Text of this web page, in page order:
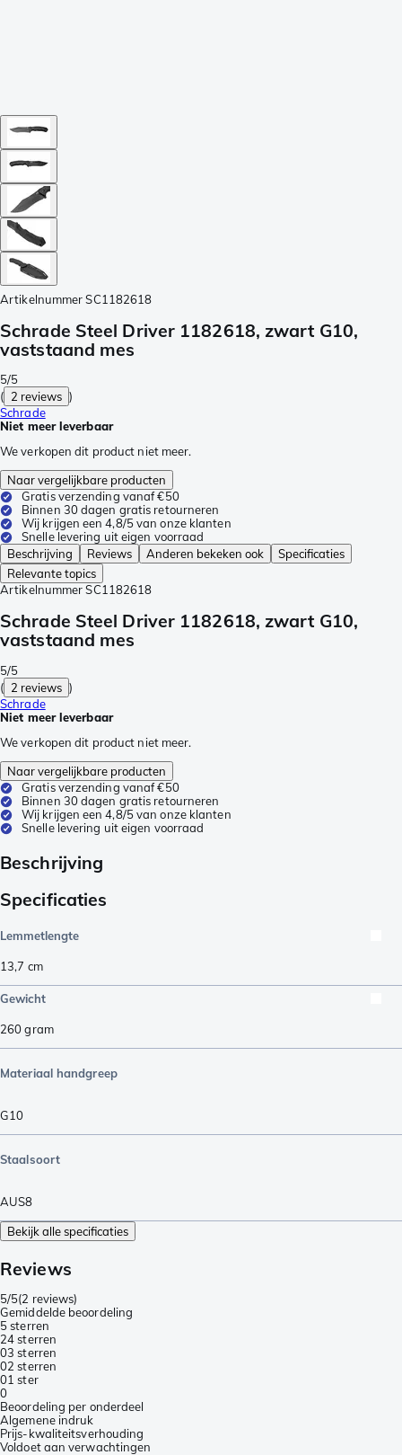
Artikelnummer SC1182618
Schrade Steel Driver 1182618, zwart G10,
vaststaand mes
5/5
( 2 reviews )
Schrade
Niet meer leverbaar
We verkopen dit product niet meer.
Naar vergelijkbare producten
Gratis verzending vanaf €50
Binnen 30 dagen gratis retourneren
Wij krijgen een 4,8/5 van onze klanten
Snelle levering uit eigen voorraad
Beschrijving
Reviews Anderen bekeken ook
Specificaties
Relevante topics
Artikelnummer SC1182618
Schrade Steel Driver 1182618, zwart G10,
vaststaand mes
5/5
( 2 reviews )
Schrade
Niet meer leverbaar
We verkopen dit product niet meer.
Naar vergelijkbare producten
Gratis verzending vanaf €50
Binnen 30 dagen gratis retourneren
Wij krijgen een 4,8/5 van onze klanten
Snelle levering uit eigen voorraad
Beschrijving
Specificaties
Lemmetlengte
13,7 cm
Gewicht
260gram
Materiaal handgreep
G10
Staalsoort
AUS8
Bekijk alle specificaties
Reviews
5/5(2 reviews)
Gemiddelde beoordeling
5 sterren
24 sterren
03 sterren
02 sterren
01 ster
0
Beoordeling per onderdeel
Algemene indruk
Prijs-kwaliteitsverhouding
Voldoet aan verwachtingen